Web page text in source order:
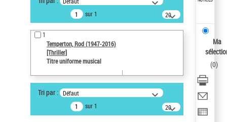
Recherche avancée dans les
notices d’autorité
Œuvres liées à l'auteur :
Temperton, Rod (1947-2016)
Auteur d’œuvre
Statut de la notice d’autorité
Notice élémentaire
Type de notice d'autorité
sur 1
20
résultats/page
1
Temperton, Rod (1947-2016)
[Thriller]
Titre uniforme musical
Tri par : Défaut
sur 1
20
résultats/page
Ma
(0)